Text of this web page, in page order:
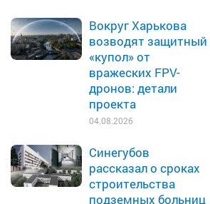
Вокруг Харькова
возводят защитный
«купол» от
вражеских FPV-
дронов: детали
проекта
04.08.2026
Синегубов
рассказал о сроках
строительства
подземных больниц